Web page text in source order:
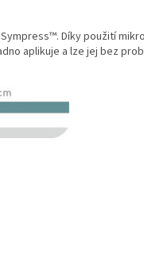
Díky použití
aplikuje a lze jej bez